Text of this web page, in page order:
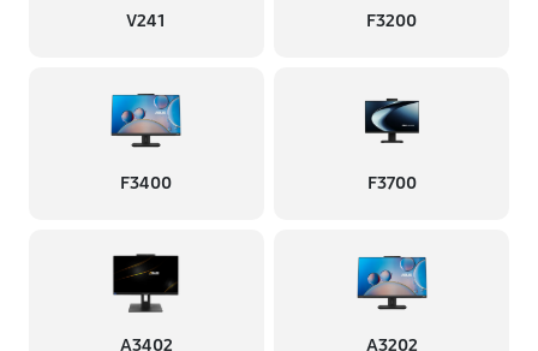
V241 F3200
F3400 F3700
A3402 A3202